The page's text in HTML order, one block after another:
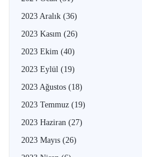
2023 Aralık (36)
2023 Kasım (26)
2023 Ekim (40)
2023 Eylül (19)
2023 Ağustos (18)
2023 Temmuz (19)
2023 Haziran (27)
2023 Mayıs (26)